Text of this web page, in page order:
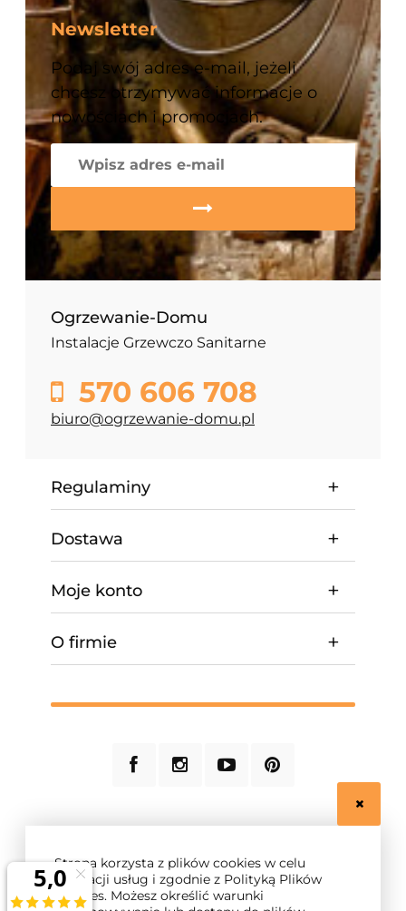
Strona korzysta z plików cookies w celu
realizacji usług i zgodnie z Polityką Plików
Cookies. Możesz określić warunki
Newsletter
Podaj swój adres e-mail, jeżeli
chcesz otrzymywać informacje o
nowościach i promocjach.
Ogrzewanie-Domu
Instalacje Grzewczo Sanitarne
570 606 708
biuro@ogrzewanie-domu.pl
Regulaminy
Dostawa
Moje konto
O firmie
© 2026 ogrzewanie-domu.pl. Wszelkie prawa
Styl graficzny ShopGadget.pl
Sklep internetowy
Shoper.pl